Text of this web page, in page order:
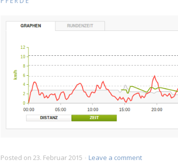
Posted on 23. Februar 2015 Leave a commenton